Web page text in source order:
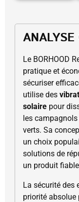
Le BORHOOD
pratique et
sécuriser
utilise des
solaire pour
les
verts. Sa
un choix
solutions de
un produit
La sécurité des
priorité absolue